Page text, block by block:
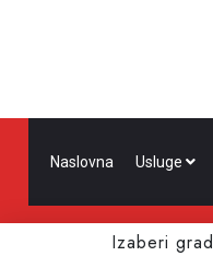
Naslovna Usluge
Izaberi grad